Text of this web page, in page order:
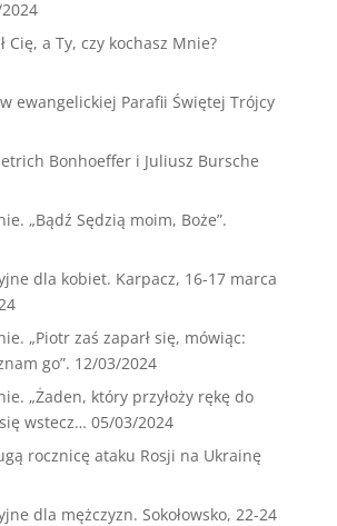
Cię, a Ty, czy kochasz Mnie?
ewangelickiej Parafii Świętej Trójcy
Bonhoeffer i Juliusz Bursche
„Bądź Sędzią moim, Boże”.
dla kobiet. Karpacz, 16-17 marca
„Piotr zaś zaparł się, mówiąc:
go”. 12/03/2024
„Żaden, który przyłoży rękę do
wstecz… 05/03/2024
rocznicę ataku Rosji na Ukrainę
dla mężczyzn. Sokołowsko, 22-24